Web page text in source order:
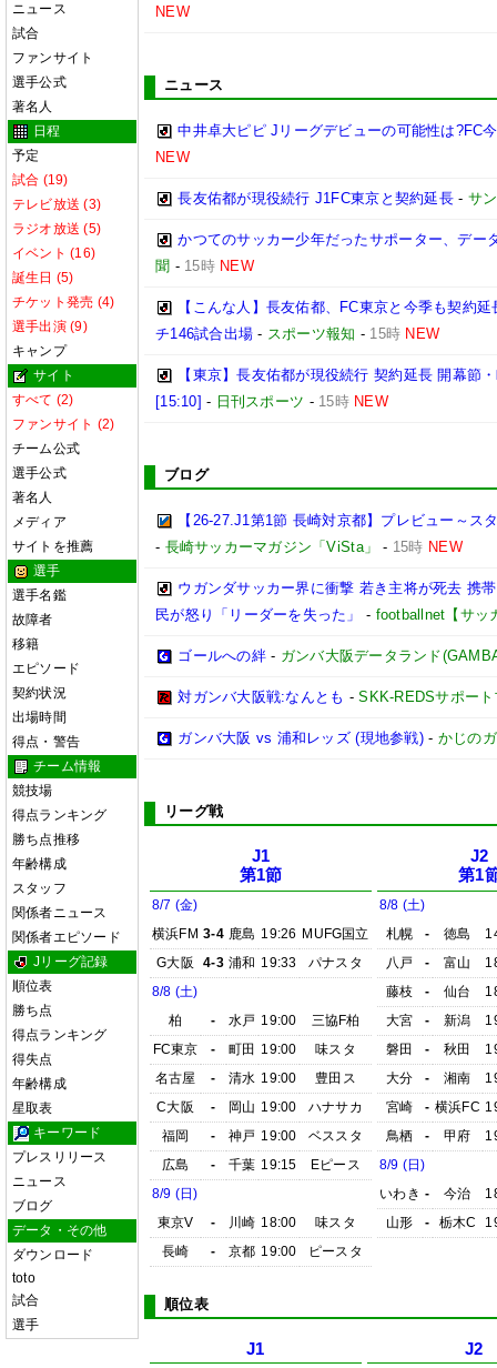
ニュース
試合
ファンサイト
選手公式
著名人
日程
予定
試合 (19)
テレビ放送 (3)
ラジオ放送 (5)
イベント (16)
誕生日 (5)
チケット発売 (4)
選手出演 (9)
キャンプ
サイト
すべて (2)
ファンサイト (2)
チーム公式
選手公式
著名人
メディア
サイトを推薦
選手
選手名鑑
故障者
移籍
エピソード
契約状況
出場時間
得点・警告
チーム情報
競技場
得点ランキング
勝ち点推移
年齢構成
スタッフ
関係者ニュース
関係者エピソード
Jリーグ記録
順位表
勝ち点
得点ランキング
得失点
年齢構成
星取表
キーワード
プレスリリース
ニュース
ブログ
データ・その他
ダウンロード
toto
試合
選手
NEW
ニュース
中井卓大ピピ Jリーグデビューの可能性は?FC
NEW
長友佑都が現役続行 J1FC東京と契約延長- サ
かつてのサッカー少年だったサポーター、デー
聞 - 15時 NEW
【こんな人】長友佑都、FC東京と今季も契約
チ146試合出場 - スポーツ報知 - 15時 NEW
【東京】長友佑都が現役続行 契約延長 開幕節
[15:10] - 日刊スポーツ - 15時 NEW
ブログ
【26-27.J1第1節 長崎対京都】プレビュー～
- 長崎サッカーマガジン「ViSta」 - 15時 NEW
ウガンダサッカー界に衝撃 若き主将が死去 携
民が怒り「リーダーを失った」
- footballnet【サッ
ゴールへの絆- ガンバ大阪データランド
対ガンバ大阪戦:なんとも -SKK-REDSサポー
ガンバ大阪 vs 浦和レッズ (現地参戦)- かじの
リーグ戦
J1
第1節
8/7 (金)
横浜FM 3-4 鹿島 19:26 MUFG国立
G大阪
4-3 浦和 19:33
パナスタ
8/8 (土)
柏
- 水戸 19:00
三協F柏
FC東京
- 町田 19:00
味スタ
名古屋
- 清水 19:00
豊田ス
C大阪
- 岡山 19:00
ハナサカ
福岡
- 神戸 19:00
ベススタ
広島
- 千葉 19:15
Eピース
8/9 (日)
東京V
- 川崎 18:00
味スタ
長崎
- 京都 19:00 ピースタ
J2
第1
8/8 (土)
札幌
- 徳島
八戸
- 富山
藤枝
- 仙台
大宮
- 新潟
磐田
- 秋田
大分
- 湘南
宮崎
- 横浜FC
鳥栖
- 甲府
8/9 (日)
いわき - 今治
山形
- 栃木C
順位表
J1 J2